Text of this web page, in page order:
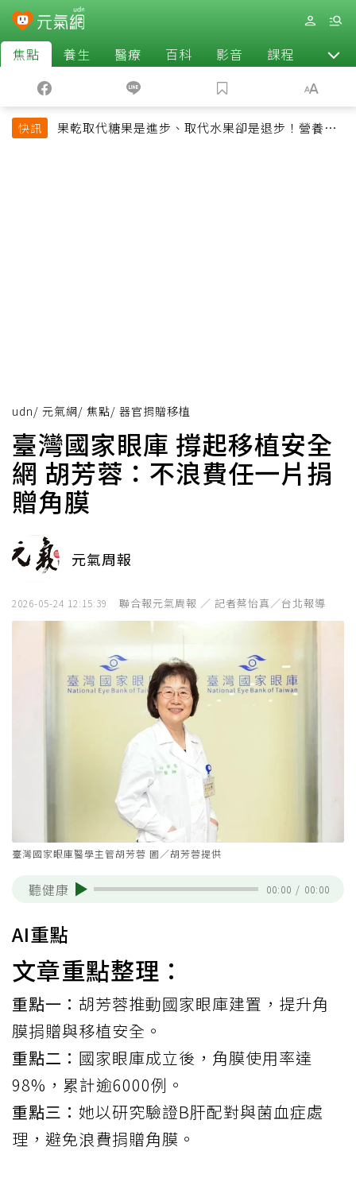
焦點 養生 醫療 百科 影音 課程 退休
快訊
果乾取代糖果是進步、取代水果卻是退步！營養師
udn/ 元氣網/ 焦點/ 器官捐贈移植
臺灣國家眼庫 撐起移植安全
網 胡芳蓉：不浪費任一片捐
贈角膜
元氣周報
2026-05-24 12:15:39 聯合報元氣周報 ／ 記者蔡怡真／台北報導
臺灣國家眼庫醫學主管胡芳蓉 圖／胡芳蓉提供
聽健康 00:00 / 00:00
AI重點
文章重點整理：
重點一： 胡芳蓉推動國家眼庫建置，提升角
膜捐贈與移植安全。
重點二： 國家眼庫成立後，角膜使用率達
98%，累計逾6000例。
重點三： 她以研究驗證B肝配對與菌血症處
理，避免浪費捐贈角膜。